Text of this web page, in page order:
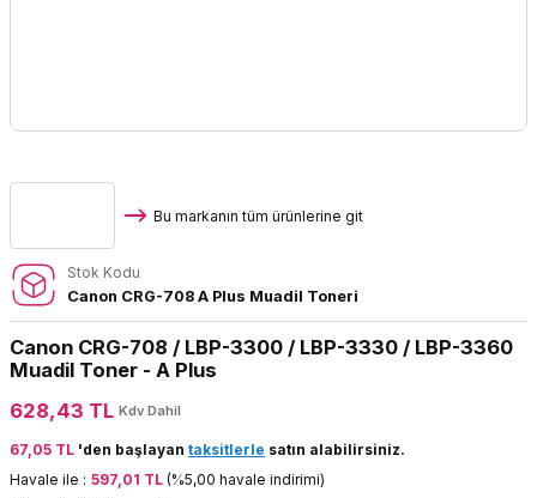
Bu markanın tüm ürünlerine git
Stok Kodu
Canon CRG-708 A Plus Muadil Toneri
Canon CRG-708 / LBP-3300 / LBP-3330 / LBP-3360
Muadil Toner - A Plus
628,43 TL Kdv Dahil
67,05 TL 'den başlayan taksitlerle satın alabilirsiniz.
Havale ile : 597,01 TL (%5,00 havale indirimi)